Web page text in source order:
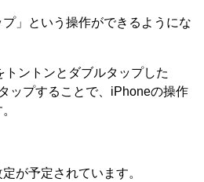
」という操作ができるようにな
ントンとダブルタップした
ップすることで、iPhoneの操作
が予定されています。